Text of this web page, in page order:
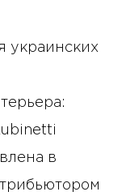
украинских
в